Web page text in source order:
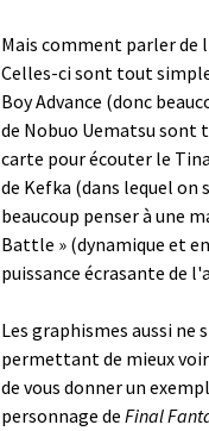
Mais comment parler de
Celles-ci sont tout
Boy Advance (donc
de Nobuo Uematsu sont
carte pour écouter le
de Kefka (dans lequel
beaucoup penser à une
Battle » (dynamique et
puissance écrasante de
Les graphismes aussi
permettant de mieux
de vous donner un
personnage de Final